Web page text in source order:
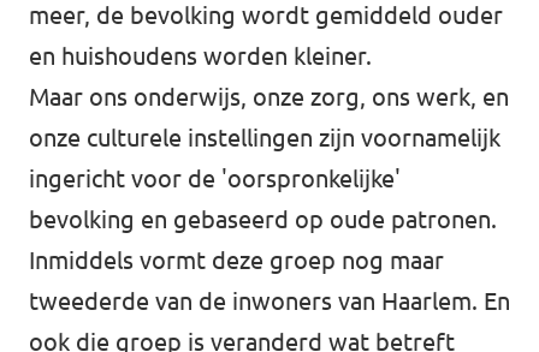
meer, de bevolking wordt gemiddeld ouder
en huishoudens worden kleiner.
Maar ons onderwijs, onze zorg, ons werk, en
onze culturele instellingen zijn voornamelijk
ingericht voor de 'oorspronkelijke'
bevolking en gebaseerd op oude patronen.
Inmiddels vormt deze groep nog maar
tweederde van de inwoners van Haarlem. En
ook die groep is veranderd wat betreft